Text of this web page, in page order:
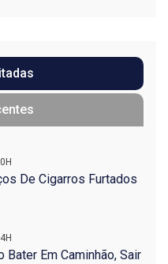
De Cigarros Furtados
Bater Em Caminhão, Sair